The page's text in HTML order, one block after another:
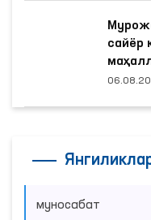
сайёр
муносабат